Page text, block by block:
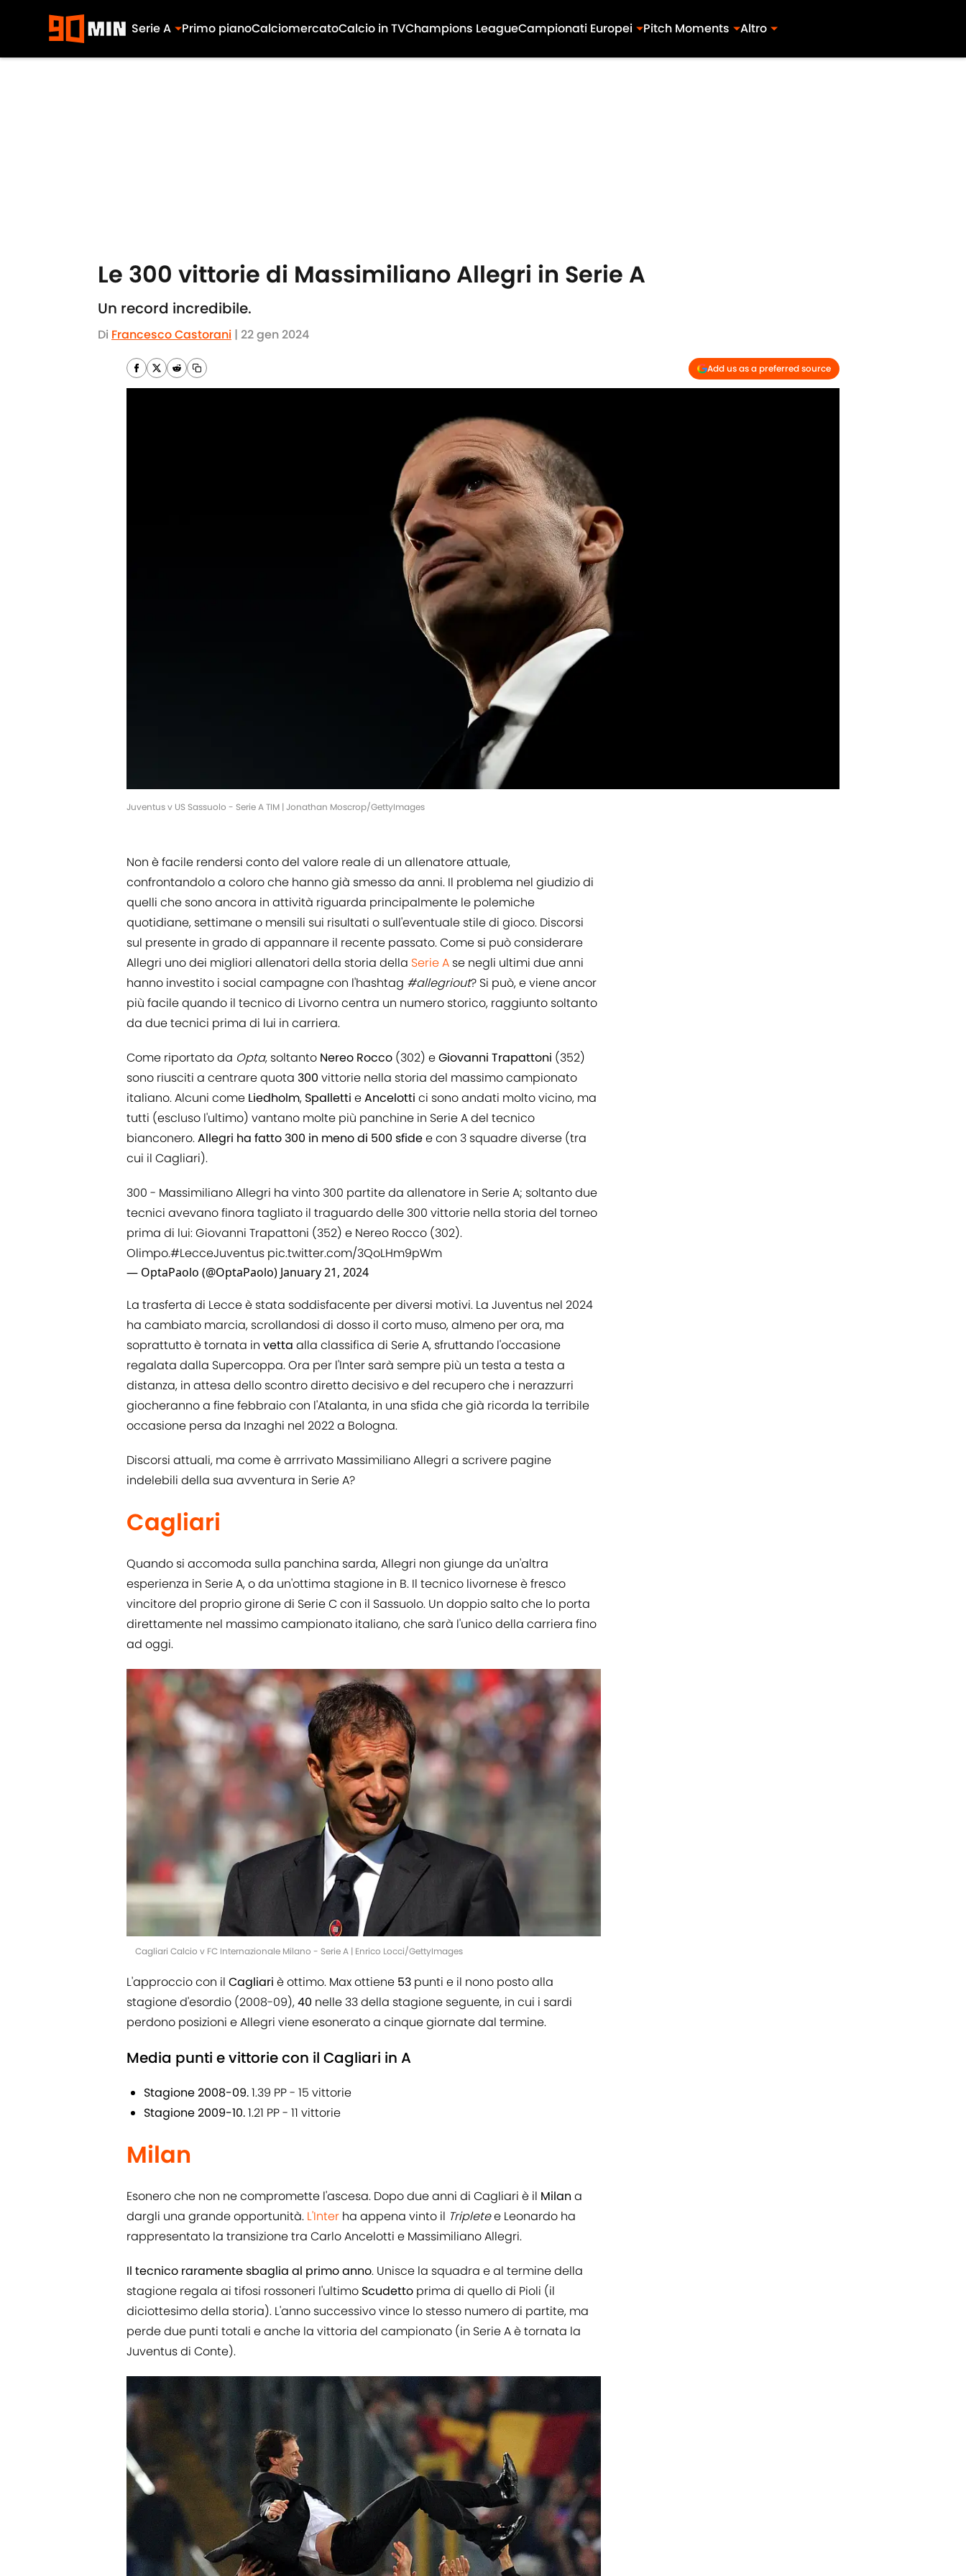
Serie A Primo pianoCalciomercatoCalcio in TVChampions LeagueCampionati Europei Pitch Moments Altro
Le 300 vittorie di Massimiliano Allegri in Serie A
Un record incredibile.
Di Francesco Castorani | 22 gen 2024
Add us as a preferred source
Juventus v US Sassuolo - Serie A TIM | Jonathan Moscrop/GettyImages
Non è facile rendersi conto del valore reale di un allenatore attuale,
confrontandolo a coloro che hanno già smesso da anni. Il problema nel giudizio di
quelli che sono ancora in attività riguarda principalmente le polemiche
quotidiane, settimane o mensili sui risultati o sull'eventuale stile di gioco. Discorsi
sul presente in grado di appannare il recente passato. Come si può considerare
Allegri uno dei migliori allenatori della storia della Serie A se negli ultimi due anni
hanno investito i social campagne con l'hashtag #allegriout? Si può, e viene ancor
più facile quando il tecnico di Livorno centra un numero storico, raggiunto soltanto
da due tecnici prima di lui in carriera.
Come riportato da Opta, soltanto Nereo Rocco (302) eGiovanni Trapattoni (352)
sono riusciti a centrare quota 300 vittorie nella storia del massimo campionato
italiano. Alcuni come Liedholm, Spalletti eAncelotti ci sono andati molto vicino, ma
tutti (escluso l'ultimo) vantano molte più panchine in Serie A del tecnico
bianconero.Allegri ha fatto 300 in meno di 500 sfidee con 3 squadre diverse (tra
cui il Cagliari).
300 - Massimiliano Allegri ha vinto 300 partite da allenatore in Serie A; soltanto due
tecnici avevano finora tagliato il traguardo delle 300 vittorie nella storia del torneo
prima di lui: Giovanni Trapattoni (352) e Nereo Rocco (302).
Olimpo.#LecceJuventus pic.twitter.com/3QoLHm9pWm
— OptaPaolo (@OptaPaolo) January 21, 2024
La trasferta di Lecce è stata soddisfacente per diversi motivi. La Juventus nel 2024
ha cambiato marcia, scrollandosi di dosso il corto muso, almeno per ora, ma
soprattutto è tornata in vetta alla classifica di Serie A, sfruttando l'occasione
regalata dalla Supercoppa. Ora per l'Inter sarà sempre più un testa a testa a
distanza, in attesa dello scontro diretto decisivo e del recupero che i nerazzurri
giocheranno a fine febbraio con l'Atalanta, in una sfida che già ricorda la terribile
occasione persa da Inzaghi nel 2022 a Bologna.
Discorsi attuali, ma come è arrrivato Massimiliano Allegri a scrivere pagine
indelebili della sua avventura in Serie A?
Cagliari
Quando si accomoda sulla panchina sarda, Allegri non giunge da un'altra
esperienza in Serie A, o da un'ottima stagione in B. Il tecnico livornese è fresco
vincitore del proprio girone di Serie C con il Sassuolo. Un doppio salto che lo porta
direttamente nel massimo campionato italiano, che sarà l'unico della carriera fino
ad oggi.
Cagliari Calcio v FC Internazionale Milano - Serie A | Enrico Locci/GettyImages
L'approccio con il Cagliari è ottimo. Max ottiene 53 punti e il nono posto alla
stagione d'esordio (2008-09),40 nelle 33 della stagione seguente, in cui i sardi
perdono posizioni e Allegri viene esonerato a cinque giornate dal termine.
Media punti e vittorie con il Cagliari in A
Stagione 2008-09.1.39 PP - 15 vittorie
Stagione 2009-10.1.21 PP - 11 vittorie
Milan
Esonero che non ne compromette l'ascesa. Dopo due anni di Cagliari è il Milan a
dargli una grande opportunità. L'Inter ha appena vinto il Tripletee Leonardo ha
rappresentato la transizione tra Carlo Ancelotti e Massimiliano Allegri.
Il tecnico raramente sbaglia al primo anno. Unisce la squadra e al termine della
stagione regala ai tifosi rossoneri l'ultimo Scudetto prima di quello di Pioli (il
diciottesimo della storia). L'anno successivo vince lo stesso numero di partite, ma
perde due punti totali e anche la vittoria del campionato (in Serie A è tornata la
Juventus di Conte).